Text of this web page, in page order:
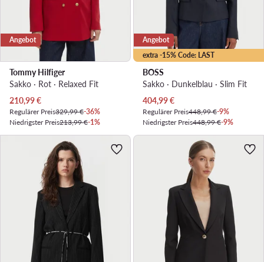
Angebot
Tommy Hilfiger
Sakko · Rot · Relaxed Fit
Aktueller Preis
210,99€
Regulärer Preis329,99 €-36%
Niedrigster Preis213,99 €-1%
extra -15% Code: LAST
Angebot
BOSS
Sakko · Dunkelblau · Slim Fit
Aktueller Preis
404,99€
Regulärer Preis448,99 €-9%
Niedrigster Preis448,99 €-9%